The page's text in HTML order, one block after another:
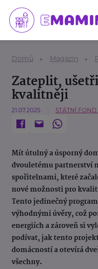
Domů Magazín
Zateplit,
kvalitněji
21.07.2025 STÁTNÍ
Mít útulný a úsporný
dvouletému partnerství
spořitelnami, které
nové možnosti pro
Tento jedinečný
výhodnými úvěry, což
energiích a zároveň si
podívat, jak tento
domácností a otevírá
všechny.